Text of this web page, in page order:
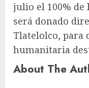
julio el 100% de
será donado
Tlatelolco, para
humanitaria
About The